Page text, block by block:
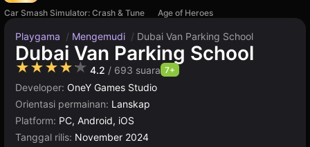
Car Smash Simulator: Crash & Tune
Age of Heroes
Playgama / Mengemudi / Dubai Van Parking School
Dubai Van Parking School
★★★★★ 4.2 / 693 suara 7+
Developer: OneY Games Studio
Orientasi permainan: Lanskap
Platform: PC, Android, iOS
Tanggal rilis: November 2024